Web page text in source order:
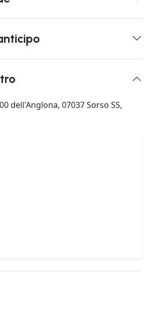
dell'Anglona, 07037 Sorso SS,